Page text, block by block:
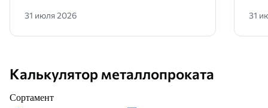
31 июля 2026 31
Калькулятор металлопроката